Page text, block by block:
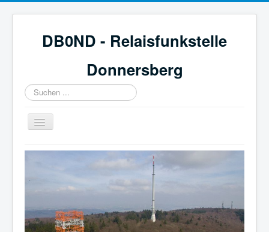
DB0ND - Relaisfunkstelle
Donnersberg
Suchen
...
Navigation
an/aus
Start
Webcam & Wetter
Galerie